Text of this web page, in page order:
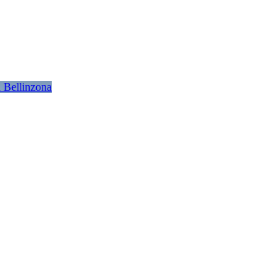
Bellinzona